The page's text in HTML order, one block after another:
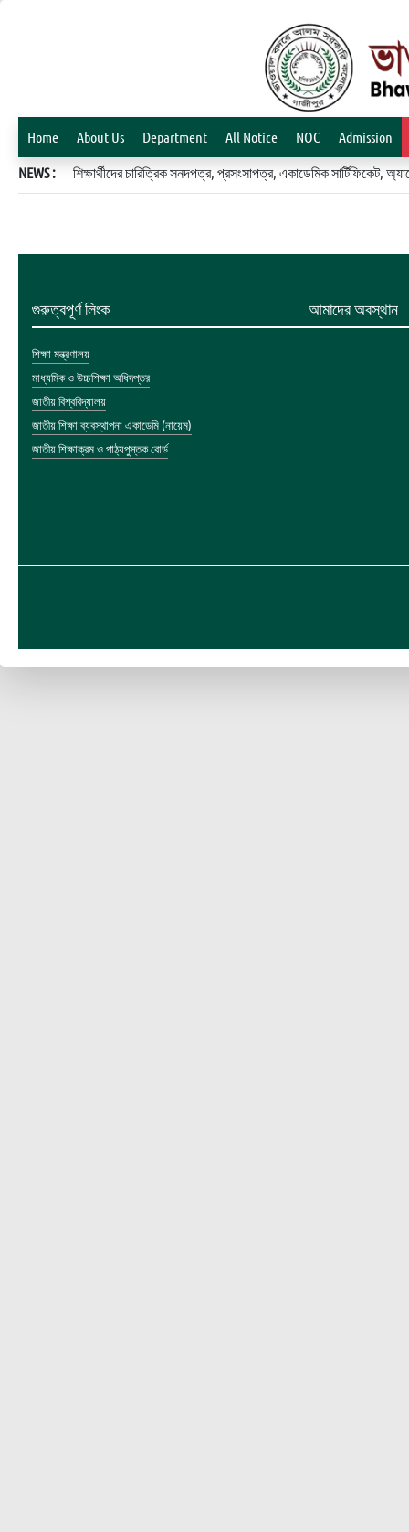
Home About Us Department All Notice NOC Admission
NEWS : শিক্ষার্থীদের চারিত্রিক সনদপত্র, প্রসংসাপত্র, একাডেমিক
গুরুত্বপূর্ণ লিংক
শিক্ষা মন্ত্রণালয়
মাধ্যমিক ও উচ্চশিক্ষা অধিদপ্তর
জাতীয় বিশ্ববিদ্যালয়
জাতীয় শিক্ষা ব্যবস্থাপনা একাডেমি (নায়েম)
জাতীয় শিক্ষাক্রম ও পাঠ্যপুস্তক বোর্ড
আমাদের অবস্থান